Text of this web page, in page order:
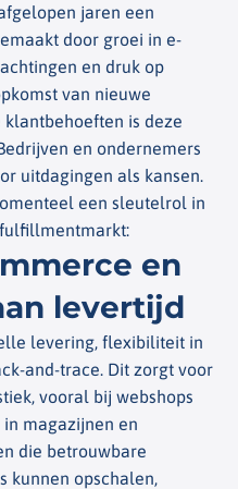
jaren een
door groei in e-
en druk op
van nieuwe
is deze
en ondernemers
uitdagingen als kansen.
een sleutelrol in
en
levertijd
levering, flexibiliteit in
and-trace. Dit zorgt voor
vooral bij webshops
magazijnen en
die betrouwbare
kunnen opschalen,